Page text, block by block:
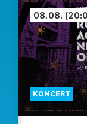
KONCERT
08.08.